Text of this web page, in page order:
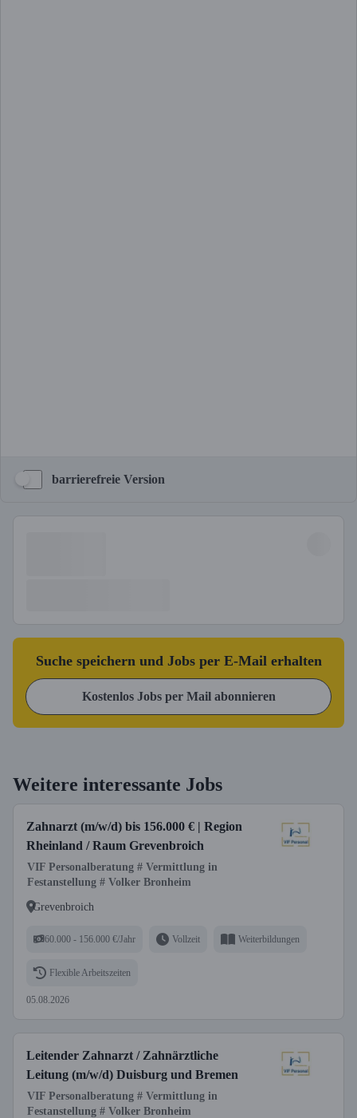
barrierefreie Version
Suche speichern und Jobs per E-Mail erhalten
Kostenlos Jobs per Mail abonnieren
Weitere interessante Jobs
Zahnarzt (m/w/d) bis 156.000 € | Region
Rheinland / Raum Grevenbroich
VIF Personalberatung # Vermittlung in
Festanstellung # Volker Bronheim
Grevenbroich
60.000 - 156.000 €/Jahr Vollzeit Weiterbildungen
Flexible Arbeitszeiten
05.08.2026
Leitender Zahnarzt / Zahnärztliche
Leitung (m/w/d) Duisburg und Bremen
VIF Personalberatung # Vermittlung in
Festanstellung # Volker Bronheim